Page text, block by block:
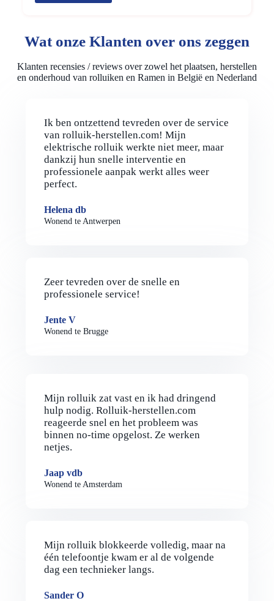
Wat onze Klanten over ons zeggen
Klanten recensies / reviews over zowel het plaatsen, herstellen
en onderhoud van rolluiken en Ramen in België en Nederland
Ik ben ontzettend tevreden over de service
van rolluik-herstellen.com! Mijn
elektrische rolluik werkte niet meer, maar
dankzij hun snelle interventie en
professionele aanpak werkt alles weer
perfect.
Helena db
Wonend te Antwerpen
Zeer tevreden over de snelle en
professionele service!
Jente V
Wonend te Brugge
Mijn rolluik zat vast en ik had dringend
hulp nodig. Rolluik-herstellen.com
reageerde snel en het probleem was
binnen no-time opgelost. Ze werken
netjes.
Jaap vdb
Wonend te Amsterdam
Mijn rolluik blokkeerde volledig, maar na
één telefoontje kwam er al de volgende
dag een technieker langs.
Sander O